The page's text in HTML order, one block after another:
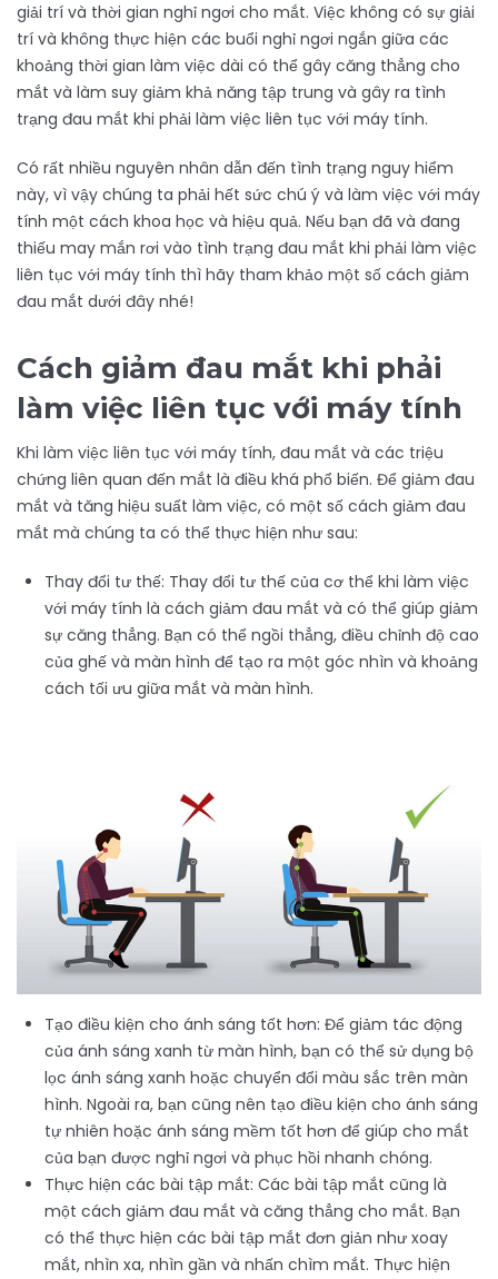
giải trí và thời gian nghỉ ngơi cho mắt. Việc không có sự giải
trí và không thực hiện các buổi nghỉ ngơi ngắn giữa các
khoảng thời gian làm việc dài có thể gây căng thẳng cho
mắt và làm suy giảm khả năng tập trung và gây ra tình
trạng đau mắt khi phải làm việc liên tục với máy tính.
Có rất nhiều nguyên nhân dẫn đến tình trạng nguy hiểm
này, vì vậy chúng ta phải hết sức chú ý và làm việc với máy
tính một cách khoa học và hiệu quả. Nếu bạn đã và đang
thiếu may mắn rơi vào tình trạng đau mắt khi phải làm việc
liên tục với máy tính thì hãy tham khảo một số cách giảm
đau mắt dưới đây nhé!
Cách giảm đau mắt khi phải
làm việc liên tục với máy tính
Khi làm việc liên tục với máy tính, đau mắt và các triệu
chứng liên quan đến mắt là điều khá phổ biến. Để giảm đau
mắt và tăng hiệu suất làm việc, có một số cách giảm đau
mắt mà chúng ta có thể thực hiện như sau:
Thay đổi tư thế: Thay đổi tư thế của cơ thể khi làm việc
với máy tính là cách giảm đau mắt và có thể giúp giảm
sự căng thẳng. Bạn có thể ngồi thẳng, điều chỉnh độ cao
của ghế và màn hình để tạo ra một góc nhìn và khoảng
cách tối ưu giữa mắt và màn hình.
Tạo điều kiện cho ánh sáng tốt hơn: Để giảm tác động
của ánh sáng xanh từ màn hình, bạn có thể sử dụng bộ
lọc ánh sáng xanh hoặc chuyển đổi màu sắc trên màn
hình. Ngoài ra, bạn cũng nên tạo điều kiện cho ánh sáng
tự nhiên hoặc ánh sáng mềm tốt hơn để giúp cho mắt
của bạn được nghỉ ngơi và phục hồi nhanh chóng.
Thực hiện các bài tập mắt: Các bài tập mắt cũng là
một cách giảm đau mắt và căng thẳng cho mắt. Bạn
có thể thực hiện các bài tập mắt đơn giản như xoay
mắt, nhìn xa, nhìn gần và nhấn chìm mắt. Thực hiện